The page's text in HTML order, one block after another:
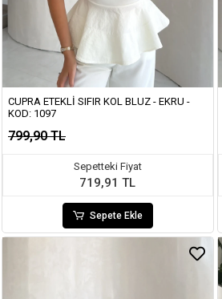
CUPRA ETEKLI SIFIR KOL BLUZ - EKRU -
KOD: 1097
799,90 TL
Sepetteki Fiyat
719,91 TL
Sepete Ekle